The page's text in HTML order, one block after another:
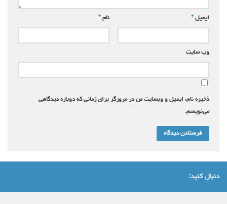
نام * ایمیل *
وب‌ سایت
ذخیره نام، ایمیل و وبسایت من در مرورگر برای زمانی که دوباره دیدگاهی
می‌نویسم.
دنبال کنید: